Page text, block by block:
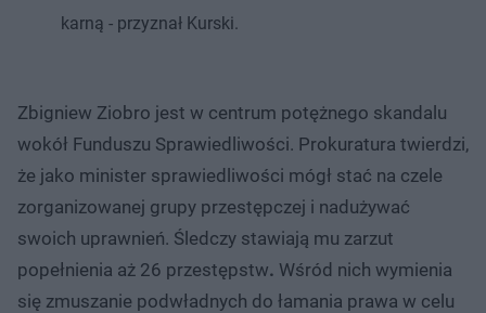
karną - przyznał Kurski.
Zbigniew Ziobro jest w centrum potężnego skandalu
wokół Funduszu Sprawiedliwości. Prokuratura twierdzi,
że jako minister sprawiedliwości mógł stać na czele
zorganizowanej grupy przestępczej i nadużywać
swoich uprawnień. Śledczy stawiają mu zarzut
popełnienia aż 26 przestępstw. Wśród nich wymienia
się zmuszanie podwładnych do łamania prawa w celu